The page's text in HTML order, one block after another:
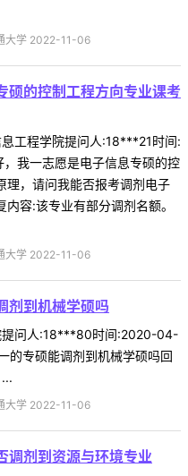
大学 2022-11-06
硕的控制工程方向专业课考
工程学院提问人:18***21时间:
我一志愿是电子信息专硕的控
理，请问我能否报考调剂电子
容:该专业有部分调剂名额。
大学 2022-11-06
剂到机械学硕吗
提问人:18***80时间:2020-04-
的专硕能调剂到机械学硕吗回
大学 2022-11-06
调剂到资源与环境专业